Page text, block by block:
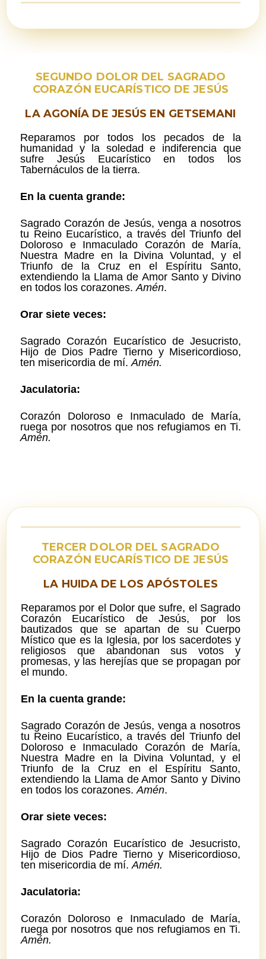
SEGUNDO DOLOR DEL SAGRADO
CORAZÓN EUCARÍSTICO DE JESÚS
LA AGONÍA DE JESÚS EN GETSEMANI
Reparamos por todos los pecados de la
humanidad y la soledad e indiferencia que
sufre Jesús Eucarístico en todos los
Tabernáculos de la tierra.
En la cuenta grande:
Sagrado Corazón de Jesús, venga a nosotros
tu Reino Eucarístico, a través del Triunfo del
Doloroso e Inmaculado Corazón de María,
Nuestra Madre en la Divina Voluntad, y el
Triunfo de la Cruz en el Espíritu Santo,
extendiendo la Llama de Amor Santo y Divino
en todos los corazones. Amén.
Orar siete veces:
Sagrado Corazón Eucarístico de Jesucristo,
Hijo de Dios Padre Tierno y Misericordioso,
ten misericordia de mí. Amén.
Jaculatoria:
Corazón Doloroso e Inmaculado de María,
ruega por nosotros que nos refugiamos en Ti.
Amén.
TERCER DOLOR DEL SAGRADO
CORAZÓN EUCARÍSTICO DE JESÚS
LA HUIDA DE LOS APÓSTOLES
Reparamos por el Dolor que sufre, el Sagrado
Corazón Eucarístico de Jesús, por los
bautizados que se apartan de su Cuerpo
Místico que es la Iglesia, por los sacerdotes y
religiosos que abandonan sus votos y
promesas, y las herejías que se propagan por
el mundo.
En la cuenta grande:
Sagrado Corazón de Jesús, venga a nosotros
tu Reino Eucarístico, a través del Triunfo del
Doloroso e Inmaculado Corazón de María,
Nuestra Madre en la Divina Voluntad, y el
Triunfo de la Cruz en el Espíritu Santo,
extendiendo la Llama de Amor Santo y Divino
en todos los corazones. Amén.
Orar siete veces:
Sagrado Corazón Eucarístico de Jesucristo,
Hijo de Dios Padre Tierno y Misericordioso,
ten misericordia de mí. Amén.
Jaculatoria:
Corazón Doloroso e Inmaculado de María,
ruega por nosotros que nos refugiamos en Ti.
Amén.